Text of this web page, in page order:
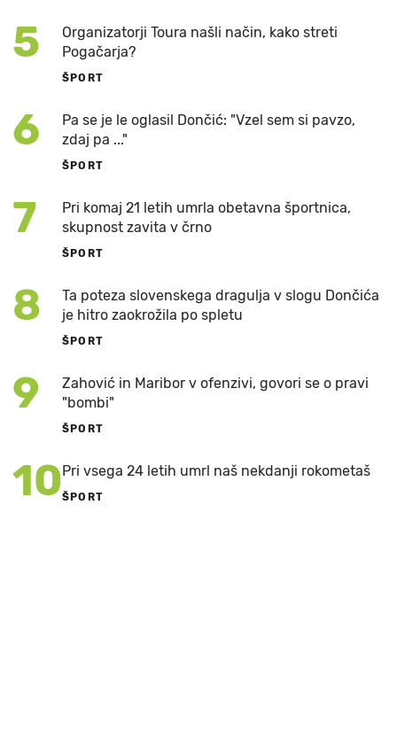
5
Organizatorji Toura našli način, kako streti
Pogačarja?
ŠPORT
6
Pa se je le oglasil Dončić: "Vzel sem si pavzo,
zdaj pa ..."
ŠPORT
7
Pri komaj 21 letih umrla obetavna športnica,
skupnost zavita v črno
ŠPORT
8
Ta poteza slovenskega dragulja v slogu Dončića
je hitro zaokrožila po spletu
ŠPORT
9
Zahović in Maribor v ofenzivi, govori se o pravi
"bombi"
ŠPORT
10Pri vsega 24 letih umrl naš nekdanji rokometaš
ŠPORT